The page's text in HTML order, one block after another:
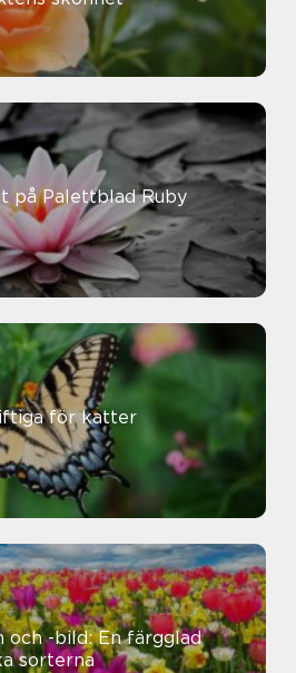
på Palettblad Ruby
för katter
och -bild: En färgglad
sorterna